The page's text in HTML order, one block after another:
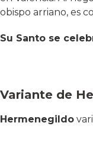
obispo arriano, es
Su Santo se
Variante de
Hermenegildo